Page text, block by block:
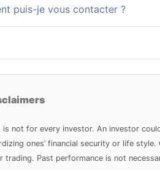
puis-je vous contacter ?
not for every investor. An investor
ones’ financial security or life
Past performance is not